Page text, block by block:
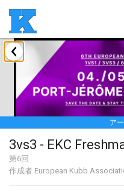
ア
3vs3 - EKC
第6回
作成者 European Kubb
2025年1月
Skuffle for the
2025年1月18日|アメ
Lake Superior Ice
2025年1月25日|アメ
Winterkubb
2025年1月26日|ベル